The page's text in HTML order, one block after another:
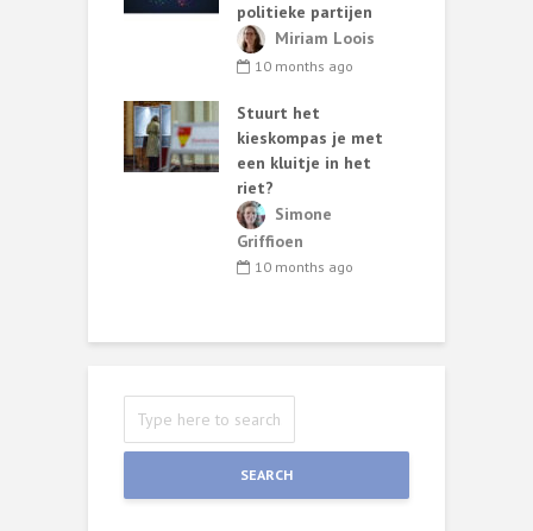
politieke partijen
Miriam Loois
10 months ago
Stuurt het
kieskompas je met
een kluitje in het
riet?
Simone
Griffioen
10 months ago
SEARCH